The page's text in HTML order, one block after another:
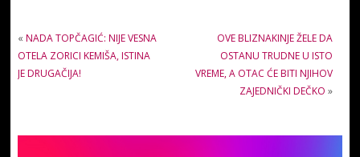
« NADA TOPČAGIĆ: NIJE VESNA
OTELA ZORICI KEMIŠA, ISTINA
JE DRUGAČIJA!
OVE BLIZNAKINJE ŽELE DA
OSTANU TRUDNE U ISTO
VREME, A OTAC ĆE BITI NJIHOV
ZAJEDNIČKI DEČKO »